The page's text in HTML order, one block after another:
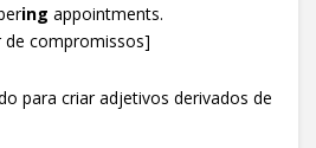
ing appointments.
de compromissos]
para criar adjetivos derivados de